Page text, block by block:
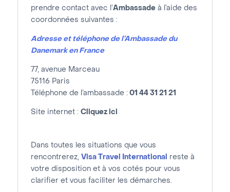
prendre contact avec l’Ambassade à l’aide des
coordonnées suivantes :
Adresse et téléphone de l’Ambassade du
Danemark en France
77, avenue Marceau
75116 Paris
Téléphone de l’ambassade : 01 44 31 21 21
Site internet : Cliquez ici
Dans toutes les situations que vous
rencontrerez, Visa Travel International
reste à
votre disposition et à vos cotés pour vous
clarifier et vous faciliter les démarches.